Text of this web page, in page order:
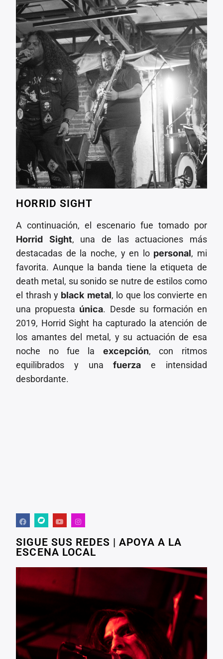
HORRID SIGHT
A continuación, el escenario fue tomado por
Horrid Sight, una de las actuaciones más
destacadas de la noche, y en lo personal, mi
favorita. Aunque la banda tiene la etiqueta de
death metal, su sonido se nutre de estilos como
el thrash y black metal, lo que los convierte en
una propuesta única. Desde su formación en
2019, Horrid Sight ha capturado la atención de
los amantes del metal, y su actuación de esa
noche no fue la excepción, con ritmos
equilibrados y unafuerza e intensidad
desbordante.
SIGUE SUS REDES | APOYA A LA
ESCENA LOCAL